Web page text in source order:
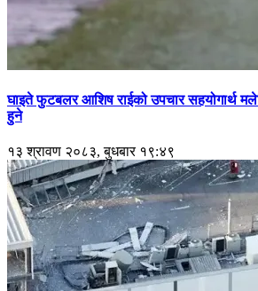
घाइते फुटबलर आशिष राईको उपचार सहयोगार्थ
हुने
१३ श्रावण २०८३, बुधबार १९:४९